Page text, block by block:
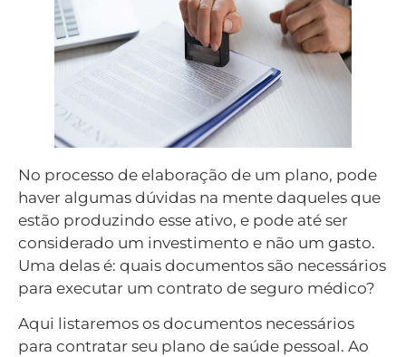
No processo de elaboração de um plano, pode
haver algumas dúvidas na mente daqueles que
estão produzindo esse ativo, e pode até ser
considerado um investimento e não um gasto.
Uma delas é: quais documentos são necessários
para executar um contrato de seguro médico?
Aqui listaremos os documentos necessários
para contratar seu plano de saúde pessoal. Ao